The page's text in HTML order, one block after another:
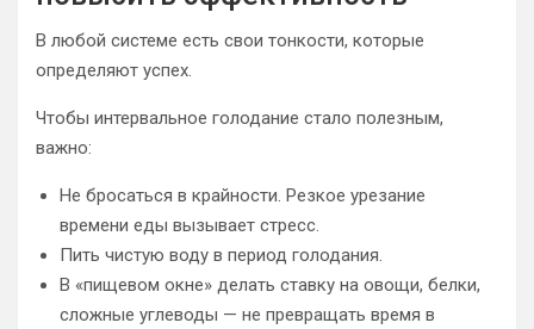
В любой системе есть свои тонкости, которые
определяют успех.
Чтобы интервальное голодание стало полезным,
важно:
Не бросаться в крайности. Резкое урезание
времени еды вызывает стресс.
Пить чистую воду в период голодания.
В «пищевом окне» делать ставку на овощи, белки,
сложные углеводы — не превращать время в